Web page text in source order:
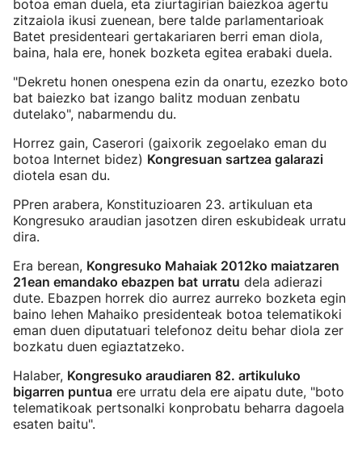
botoa eman duela, eta ziurtagirian baiezkoa agertu
zitzaiola ikusi zuenean, bere talde parlamentarioak
Batet presidenteari gertakariaren berri eman diola,
baina, hala ere, honek bozketa egitea erabaki duela.
"Dekretu honen onespena ezin da onartu, ezezko boto
bat baiezko bat izango balitz moduan zenbatu
dutelako", nabarmendu du.
Horrez gain, Caserori (gaixorik zegoelako eman du
botoa Internet bidez) Kongresuan sartzea galarazi
diotela esan du.
PPren arabera, Konstituzioaren 23. artikuluan eta
Kongresuko araudian jasotzen diren eskubideak urratu
dira.
Era berean, Kongresuko Mahaiak 2012ko maiatzaren
21ean emandako ebazpen bat urratu dela adierazi
dute. Ebazpen horrek dio aurrez aurreko bozketa egin
baino lehen Mahaiko presidenteak botoa telematikoki
eman duen diputatuari telefonoz deitu behar diola zer
bozkatu duen egiaztatzeko.
Halaber, Kongresuko araudiaren 82. artikuluko
bigarren puntua ere urratu dela ere aipatu dute, "boto
telematikoak pertsonalki konprobatu beharra dagoela
esaten baitu".